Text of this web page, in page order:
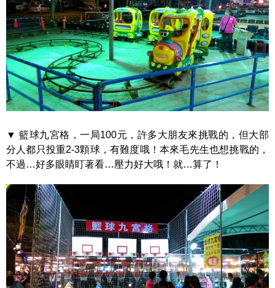
▼ 籃球九宮格，一局100元，許多大朋友來挑戰的，但大部
分人都只投重2-3顆球，有難度哦！本來毛先生也想挑戰的，
不過…好多眼睛盯著看…壓力好大哦！就…算了！